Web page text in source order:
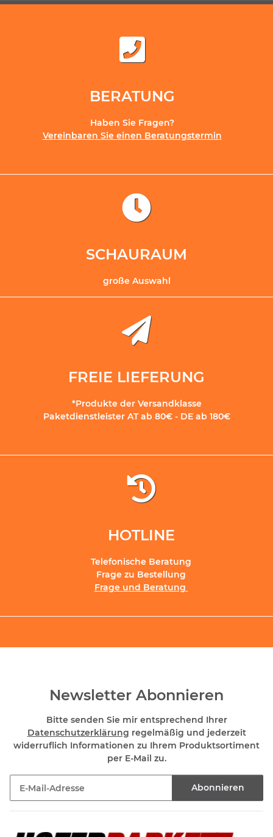
BERATUNG
Haben Sie Fragen?
Vereinbaren Sie einen Beratungstermin
SCHAURAUM
große Auswahl
FREIE LIEFERUNG
*Produkte der Versandklasse
Paketdienstleister AT ab 80€ - DE ab 180€
HOTLINE
Telefonische Beratung
Frage zu Bestellung
Frage und Beratung
Newsletter Abonnieren
Bitte senden Sie mir entsprechend Ihrer
Datenschutzerklärung regelmäßig und jederzeit
widerruflich Informationen zu Ihrem Produktsortiment
per E-Mail zu.
Abonnieren